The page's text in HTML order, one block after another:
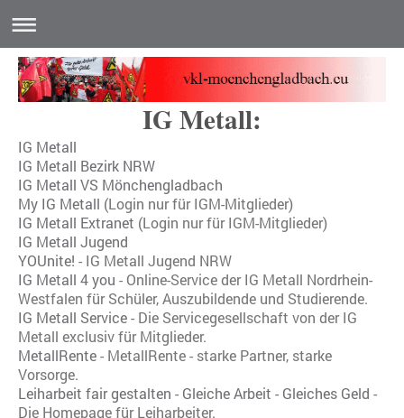
IG Metall:
IG Metall
IG Metall Bezirk NRW
IG Metall VS Mönchengladbach
My IG Metall (Login nur für IGM-Mitglieder)
IG Metall Extranet (Login nur für IGM-Mitglieder)
IG Metall Jugend
YOUnite! - IG Metall Jugend NRW
IG Metall 4 you - Online-Service der IG Metall Nordrhein-
Westfalen für Schüler, Auszubildende und Studierende.
IG Metall Service- Die Servicegesellschaft von der IG
Metall exclusiv für Mitglieder.
MetallRente- MetallRente - starke Partner, starke
Vorsorge.
Leiharbeit fair gestalten - Gleiche Arbeit - Gleiches Geld -
Die Homepage für Leiharbeiter.